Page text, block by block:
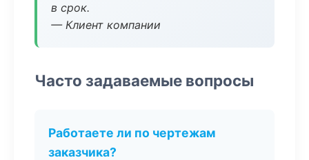
в срок.
— Клиент компании
Часто задаваемые вопросы
Работаете ли по чертежам
заказчика?